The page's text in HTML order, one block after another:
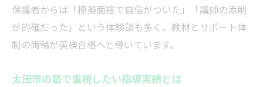
保護者からは「模擬面接で自信がついた」「講師の添削
が的確だった」という体験談も多く、教材とサポート体
制の両輪が英検合格へと導いています。
太田市の塾で重視したい指導実績とは